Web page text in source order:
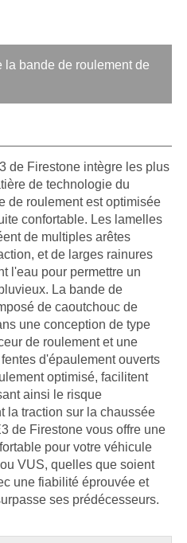
la bande de roulement de
de Firestone intègre les plus
de technologie du
de roulement est optimisée
confortable. Les lamelles
de multiples arêtes
et de larges rainures
l'eau pour permettre un
La bande de
de caoutchouc de
une conception de type
de roulement et une
d'épaulement ouverts
optimisé, facilitent
ainsi le risque
la traction sur la chaussée
de Firestone vous offre une
pour votre véhicule
VUS, quelles que soient
une fiabilité éprouvée et
ses prédécesseurs.